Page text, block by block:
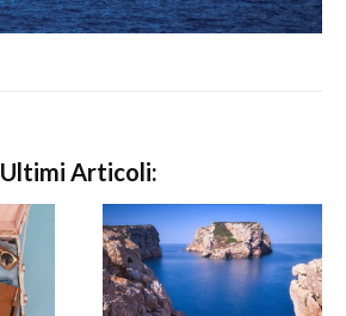
Ultimi Articoli: